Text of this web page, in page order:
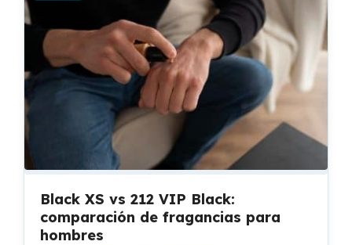
Black XS vs 212 VIP Black:
comparación de fragancias para
hombres